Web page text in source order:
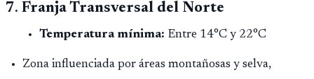
7. Franja Transversal del Norte
Temperatura mínima: Entre 14°C y 22°C
Zona influenciada por áreas montañosas y selva,